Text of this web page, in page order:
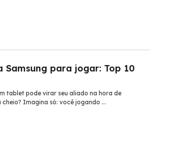
Samsung para jogar: Top 10
tablet pode virar seu aliado na hora de
Imagina só: você jogando ...